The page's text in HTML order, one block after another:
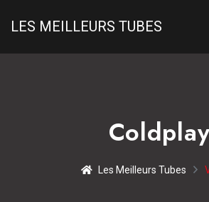
LES MEILLEURS TUBES
Coldplay
Les Meilleurs Tubes